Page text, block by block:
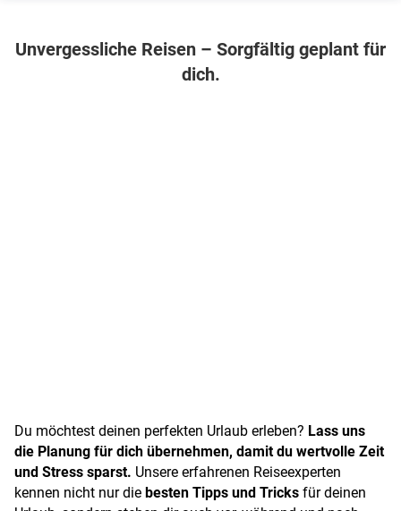
Reiseerlebnisse.
Unvergessliche Reisen – Sorgfältig geplant für
dich.
Du möchtest deinen perfekten Urlaub erleben? Lass uns
die Planung für dich übernehmen, damit du wertvolle Zeit
und Stress sparst. Unsere erfahrenen Reiseexperten
kennen nicht nur diebesten Tipps und Tricksfür deinen